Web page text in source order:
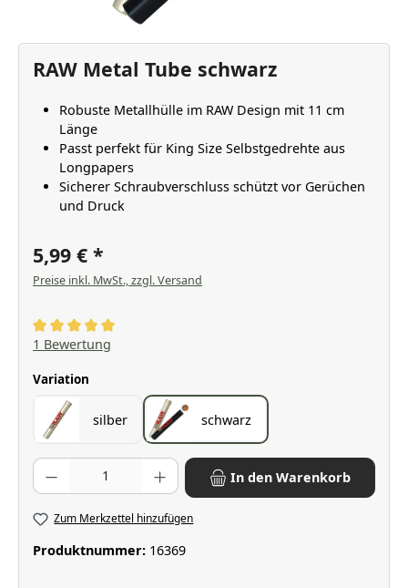
RAW Metal Tube schwarz
Robuste Metallhülle im RAW Design mit 11 cm
Länge
Passt perfekt für King Size Selbstgedrehte aus
Longpapers
Sicherer Schraubverschluss schützt vor Gerüchen
und Druck
5,99 €
Preise inkl. MwSt., zzgl. Versand
Durchschnittliche Bewertung von 5 von 5 Sternen
1 Bewertung
Variation
silber schwarz
Produkt Anzahl: Gib den gewünschten Wert ein oder benutze die
In den Warenkorb
Zum Merkzettel hinzufügen
Produktnummer: 16369